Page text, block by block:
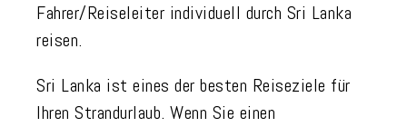
Fahrer/Reiseleiter individuell durch Sri Lanka
reisen.
Sri Lanka ist eines der besten Reiseziele für
Ihren Strandurlaub. Wenn Sie einen